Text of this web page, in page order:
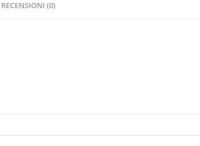
RECENSIONI (0)